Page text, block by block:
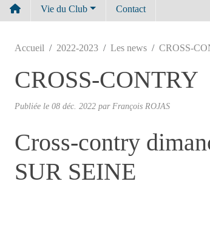
Vie du Club Contact
Accueil 2022-2023 Les news CROSS-
CROSS-CONTRY
Publiée le 08 déc. 2022 par François ROJAS
Cross-contry
SUR SEINE